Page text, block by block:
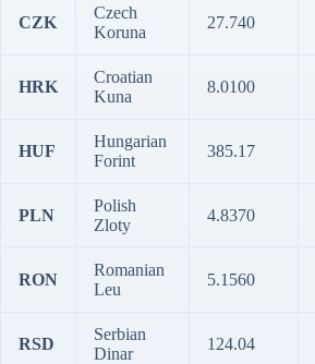
CZK
Czech
Koruna
27.740
HRK
Croatian
Kuna
8.0100
HUF
Hungarian
Forint
385.17
PLN
Polish
Zloty
4.8370
RON
Romanian
Leu
5.1560
RSD
Serbian
Dinar
124.04